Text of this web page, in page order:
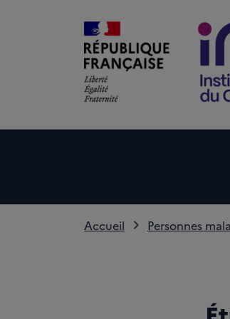
Accueil Personnes